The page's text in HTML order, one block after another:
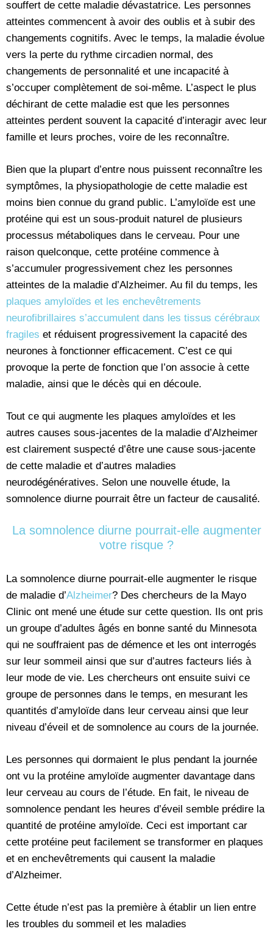
souffert de cette maladie dévastatrice. Les personnes
atteintes commencent à avoir des oublis et à subir des
changements cognitifs. Avec le temps, la maladie évolue
vers la perte du rythme circadien normal, des
changements de personnalité et une incapacité à
s’occuper complètement de soi-même. L’aspect le plus
déchirant de cette maladie est que les personnes
atteintes perdent souvent la capacité d’interagir avec leur
famille et leurs proches, voire de les reconnaître.
Bien que la plupart d’entre nous puissent reconnaître les
symptômes, la physiopathologie de cette maladie est
moins bien connue du grand public. L’amyloïde est une
protéine qui est un sous-produit naturel de plusieurs
processus métaboliques dans le cerveau. Pour une
raison quelconque, cette protéine commence à
s’accumuler progressivement chez les personnes
atteintes de la maladie d’Alzheimer. Au fil du temps, les
plaques amyloïdes et les enchevêtrements
neurofibrillaires s’accumulent dans les tissus cérébraux
fragiles et réduisent progressivement la capacité des
neurones à fonctionner efficacement. C’est ce qui
provoque la perte de fonction que l’on associe à cette
maladie, ainsi que le décès qui en découle.
Tout ce qui augmente les plaques amyloïdes et les
autres causes sous-jacentes de la maladie d’Alzheimer
est clairement suspecté d’être une cause sous-jacente
de cette maladie et d’autres maladies
neurodégénératives. Selon une nouvelle étude, la
somnolence diurne pourrait être un facteur de causalité.
La somnolence diurne pourrait-elle augmenter
votre risque ?
La somnolence diurne pourrait-elle augmenter le risque
de maladie d’Alzheimer? Des chercheurs de la Mayo
Clinic ont mené une étude sur cette question. Ils ont pris
un groupe d’adultes âgés en bonne santé du Minnesota
qui ne souffraient pas de démence et les ont interrogés
sur leur sommeil ainsi que sur d’autres facteurs liés à
leur mode de vie. Les chercheurs ont ensuite suivi ce
groupe de personnes dans le temps, en mesurant les
quantités d’amyloïde dans leur cerveau ainsi que leur
niveau d’éveil et de somnolence au cours de la journée.
Les personnes qui dormaient le plus pendant la journée
ont vu la protéine amyloïde augmenter davantage dans
leur cerveau au cours de l’étude. En fait, le niveau de
somnolence pendant les heures d’éveil semble prédire la
quantité de protéine amyloïde. Ceci est important car
cette protéine peut facilement se transformer en plaques
et en enchevêtrements qui causent la maladie
d’Alzheimer.
Cette étude n’est pas la première à établir un lien entre
les troubles du sommeil et les maladies